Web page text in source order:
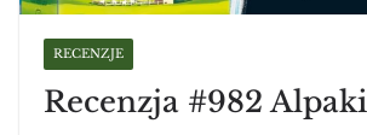
RECENZJE
Recenzja #982 Alpaki